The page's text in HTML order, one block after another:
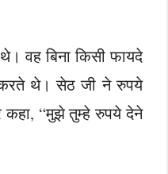
वह बिना किसी फायदे
थे। सेठ जी ने रुपये
“मुझे तुम्हे रुपये देने